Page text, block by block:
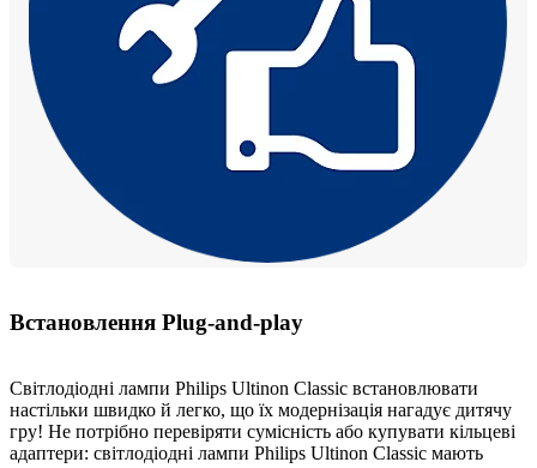
Встановлення Plug-and-play
Світлодіодні лампи Philips Ultinon Classic встановлювати
настільки швидко й легко, що їх модернізація нагадує дитячу
гру! Не потрібно перевіряти сумісність або купувати кільцеві
адаптери: світлодіодні лампи Philips Ultinon Classic мають